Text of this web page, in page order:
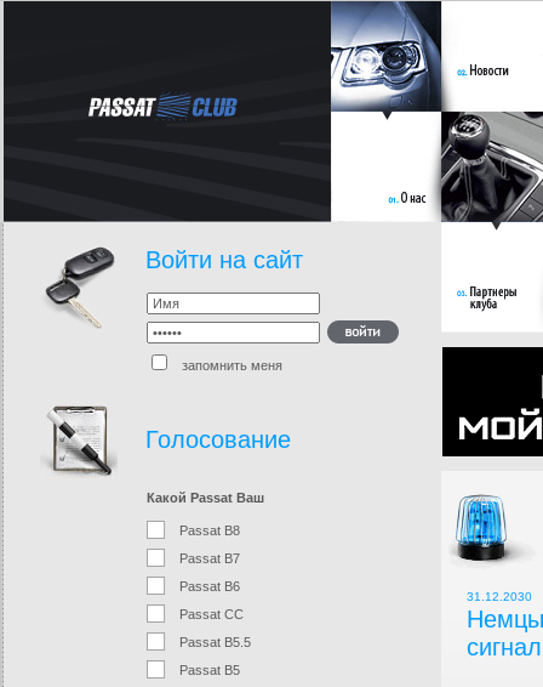
Войти на сайт
запомнить меня
Голосование
Какой Passat Ваш
Passat B8
Passat B7
Passat B6
Passat CC
Passat B5.5
Passat B5
31.12.2030